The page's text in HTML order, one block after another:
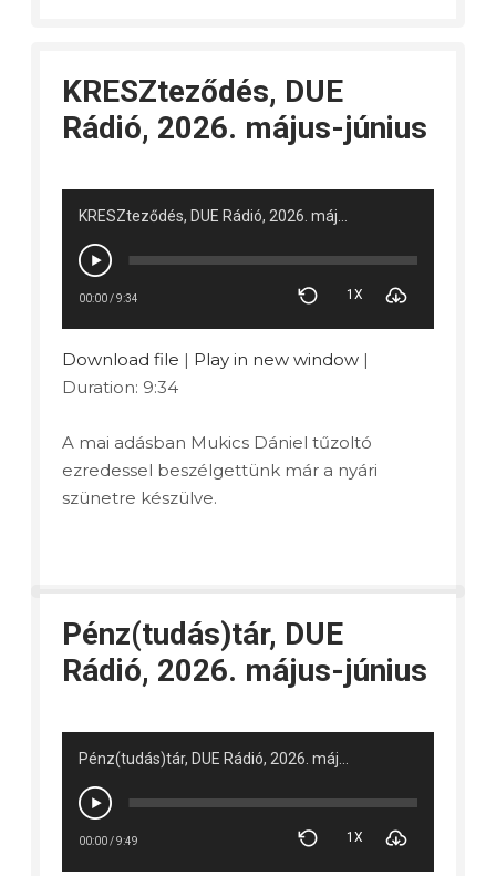
KRESZteződés, DUE
Rádió, 2026. május-június
00:00/9:34 1X
Download file | Play in new window |
Duration: 9:34
A mai adásban Mukics Dániel tűzoltó
ezredessel beszélgettünk már a nyári
szünetre készülve.
Pénz(tudás)tár, DUE
Rádió, 2026. május-június
00:00/9:49 1X